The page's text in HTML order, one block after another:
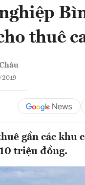
thuê
gần các khu
triệu đồng.